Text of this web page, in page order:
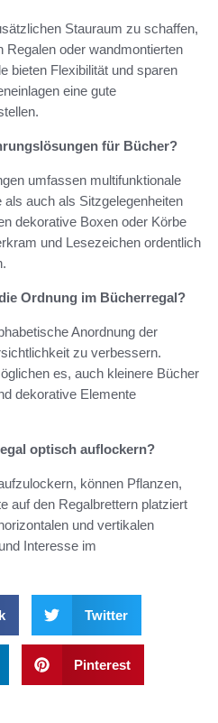
Stauraum zu schaffen,
Regalen oder wandmontierten
bieten Flexibilität und sparen
eine gute
für Bücher?
umfassen multifunktionale
auch als Sitzgelegenheiten
dekorative Boxen oder Körbe
und Lesezeichen ordentlich
Ordnung im Bücherregal?
Anordnung der
zu verbessern.
es, auch kleinere Bücher
dekorative Elemente
optisch auflockern?
können Pflanzen,
auf den Regalbrettern platziert
und vertikalen
Interesse im
Twitter
Pinterest